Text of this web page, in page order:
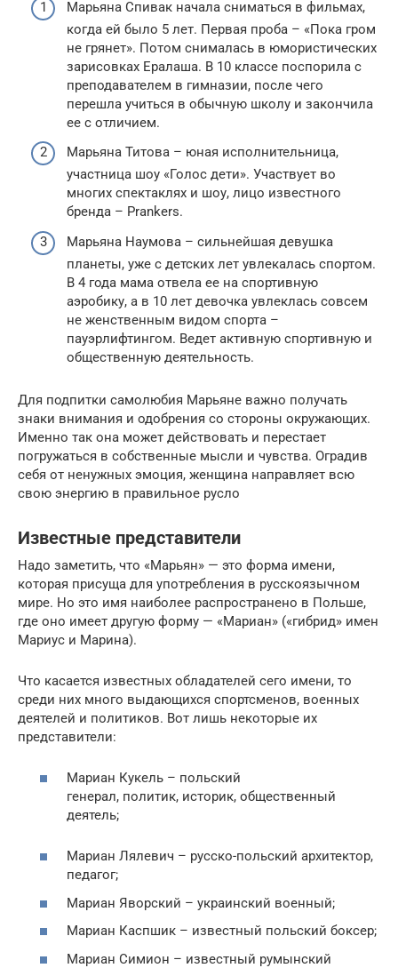
Марьяна Спивак начала сниматься в фильмах,
когда ей было 5 лет. Первая проба – «Пока гром
не грянет». Потом снималась в юмористических
зарисовках Ералаша. В 10 классе поспорила с
преподавателем в гимназии, после чего
перешла учиться в обычную школу и закончила
ее с отличием.
Марьяна Титова – юная исполнительница,
участница шоу «Голос дети». Участвует во
многих спектаклях и шоу, лицо известного
бренда – Prankers.
Марьяна Наумова – сильнейшая девушка
планеты, уже с детских лет увлекалась спортом.
В 4 года мама отвела ее на спортивную
аэробику, а в 10 лет девочка увлеклась совсем
не женственным видом спорта –
пауэрлифтингом. Ведет активную спортивную и
общественную деятельность.
Для подпитки самолюбия Марьяне важно получать
знаки внимания и одобрения со стороны окружающих.
Именно так она может действовать и перестает
погружаться в собственные мысли и чувства. Оградив
себя от ненужных эмоция, женщина направляет всю
свою энергию в правильное русло
Известные представители
Надо заметить, что «Марьян» — это форма имени,
которая присуща для употребления в русскоязычном
мире. Но это имя наиболее распространено в Польше,
где оно имеет другую форму — «Мариан» («гибрид» имен
Мариус и Марина).
Что касается известных обладателей сего имени, то
среди них много выдающихся спортсменов, военных
деятелей и политиков. Вот лишь некоторые их
представители:
Мариан Кукель – польский
генерал, политик, историк, общественный
деятель;
Мариан Лялевич – русско-польский архитектор,
педагог;
Мариан Яворский – украинский военный;
Мариан Каспшик – известный польский боксер;
Мариан Симион – известный румынский